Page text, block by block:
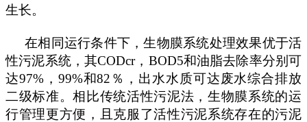
生长。
在相同运行条件下，生物膜系统处理效果优于活
性污泥系统，其CODcr，BOD5和油脂去除率分别可
达97%，99%和82％，出水水质可达废水综合排放
二级标准。相比传统活性污泥法，生物膜系统的运
行管理更方便，且克服了活性污泥系统存在的污泥